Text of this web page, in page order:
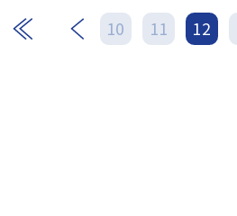
10 11 12